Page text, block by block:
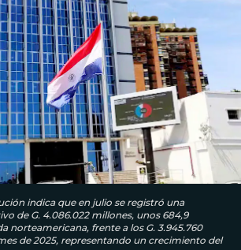
indica que en julio se registró una
de G. 4.086.022 millones, unos 684,9
norteamericana, frente a los G. 3.945.760
de 2025, representando un crecimiento del